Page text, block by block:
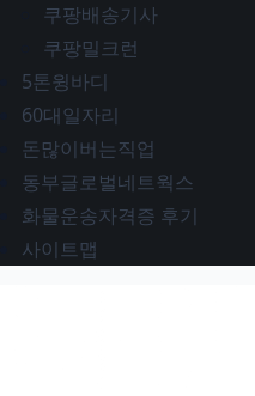
쿠팡배송기사
쿠팡밀크런
5톤윙바디
60대일자리
돈많이버는직업
동부글로벌네트웍스
화물운송자격증 후기
사이트맵